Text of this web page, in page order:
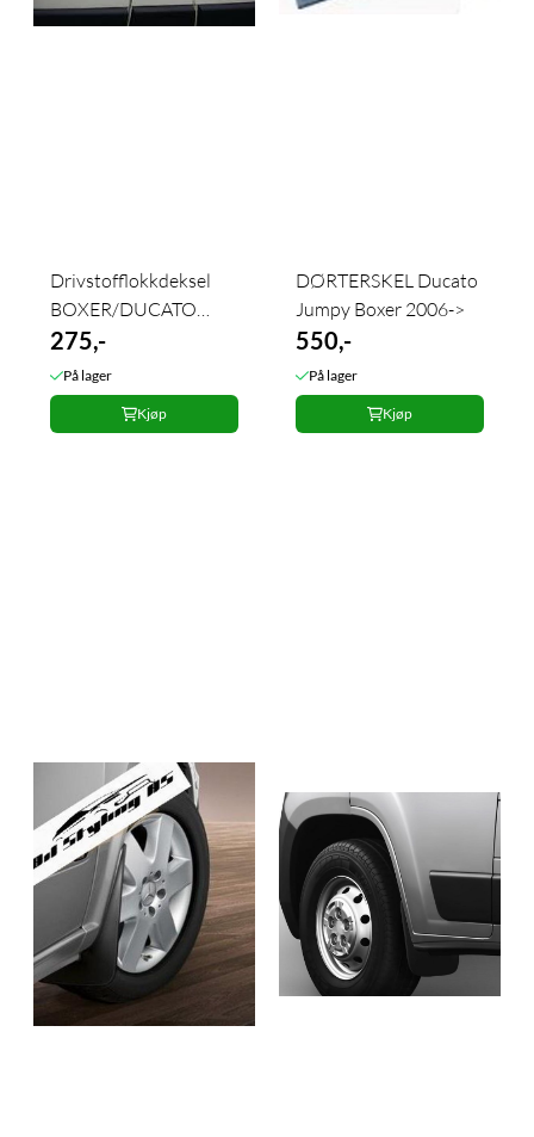
Drivstofflokkdeksel
BOXER/DUCATO
2006-
275,-
På lager
Kjøp
DØRTERSKEL Ducato
Jumpy Boxer 2006->
550,-
På lager
Kjøp